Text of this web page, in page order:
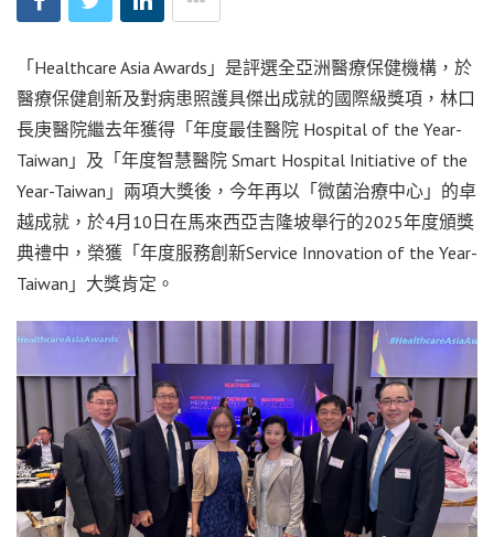
「Healthcare Asia Awards」是評選全亞洲醫療保健機構，於
醫療保健創新及對病患照護具傑出成就的國際級獎項，林口
長庚醫院繼去年獲得「年度最佳醫院 Hospital of the Year-
Taiwan」及「年度智慧醫院 Smart Hospital Initiative of the
Year-Taiwan」兩項大獎後，今年再以「微菌治療中心」的卓
越成就，於4月10日在馬來西亞吉隆坡舉行的2025年度頒獎
典禮中，榮獲「年度服務創新Service Innovation of the Year-
Taiwan」大獎肯定。